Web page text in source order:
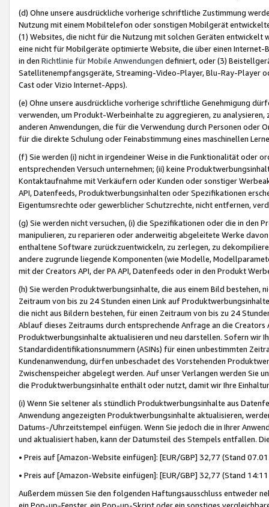
(d) Ohne unsere ausdrückliche vorherige schriftliche Zustimmung
Nutzung mit einem Mobiltelefon oder sonstigen Mobilgerät
(1) Websites, die nicht für die Nutzung mit solchen Geräten
eine nicht für Mobilgeräte optimierte Website, die über einen
in den Richtlinie für Mobile Anwendungen definiert, oder (3)
Satellitenempfangsgeräte, Streaming-Video-Player, Blu-Ray-Player
Cast oder Vizio Internet-Apps).
(e) Ohne unsere ausdrückliche vorherige schriftliche Genehmigung
verwenden, um Produkt-Werbeinhalte zu aggregieren, zu
anderen Anwendungen, die für die Verwendung durch Personen
für die direkte Schulung oder Feinabstimmung eines maschinellen
(f) Sie werden (i) nicht in irgendeiner Weise in die Funktionalität oder
entsprechenden Versuch unternehmen; (ii) keine
Kontaktaufnahme mit Verkäufern oder Kunden oder sonstiger
API, Datenfeeds, Produktwerbungsinhalten oder Spezifikationen
Eigentumsrechte oder gewerblicher Schutzrechte, nicht entfernen,
(g) Sie werden nicht versuchen, (i) die Spezifikationen oder die in
manipulieren, zu reparieren oder anderweitig abgeleitete Werke
enthaltene Software zurückzuentwickeln, zu zerlegen, zu
andere zugrunde liegende Komponenten (wie Modelle,
mit der Creators API, der PA API, Datenfeeds oder in den Produkt
(h) Sie werden Produktwerbungsinhalte, die aus einem Bild bestehen,
Zeitraum von bis zu 24 Stunden einen Link auf
die nicht aus Bildern bestehen, für einen Zeitraum von bis zu 24
Ablauf dieses Zeitraums durch entsprechende Anfrage an die
Produktwerbungsinhalte aktualisieren und neu darstellen. Sofern wir
Standardidentifikationsnummern (ASINs) für einen unbestimmten
Kundenanwendung, dürfen unbeschadet des Vorstehenden
Zwischenspeicher abgelegt werden. Auf unser Verlangen werden Sie
die Produktwerbungsinhalte enthält oder nutzt, damit wir Ihre
(i) Wenn Sie seltener als stündlich Produktwerbungsinhalte aus
Anwendung angezeigten Produktwerbungsinhalte aktualisieren,
Datums-/Uhrzeitstempel einfügen. Wenn Sie jedoch die in Ihrer
und aktualisiert haben, kann der Datumsteil des Stempels entfallen.
• Preis auf [Amazon-Website einfügen]: [EUR/GBP] 32,77 (Stand
• Preis auf [Amazon-Website einfügen]: [EUR/GBP] 32,77 (Stand
Außerdem müssen Sie den folgenden Haftungsausschluss entweder
ein Pop-up-Fenster, ein Pop-up-Skript oder ein sonstiges